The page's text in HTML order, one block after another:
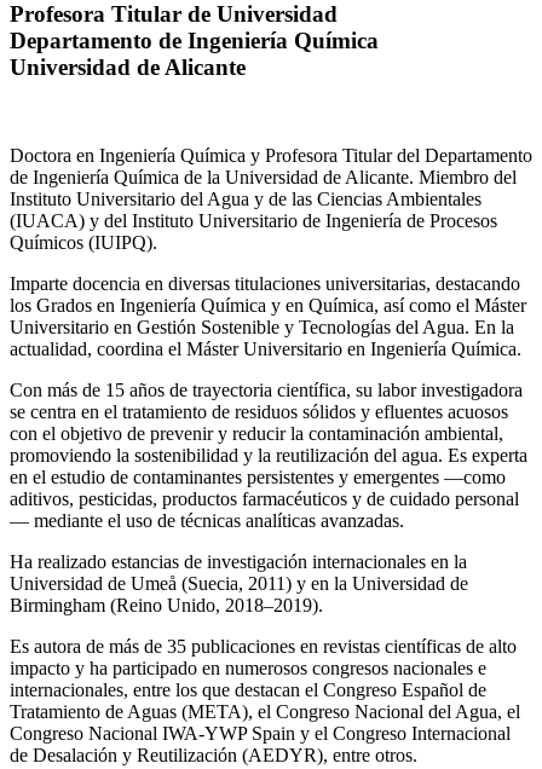
Profesora Titular de Universidad
Departamento de Ingeniería Química
Universidad de Alicante
Doctora en Ingeniería Química y Profesora Titular del Departamento
de Ingeniería Química de la Universidad de Alicante. Miembro del
Instituto Universitario del Agua y de las Ciencias Ambientales
(IUACA) y del Instituto Universitario de Ingeniería de Procesos
Químicos (IUIPQ).
Imparte docencia en diversas titulaciones universitarias, destacando
los Grados en Ingeniería Química y en Química, así como el Máster
Universitario en Gestión Sostenible y Tecnologías del Agua. En la
actualidad, coordina el Máster Universitario en Ingeniería Química.
Con más de 15 años de trayectoria científica, su labor investigadora
se centra en el tratamiento de residuos sólidos y efluentes acuosos
con el objetivo de prevenir y reducir la contaminación ambiental,
promoviendo la sostenibilidad y la reutilización del agua. Es experta
en el estudio de contaminantes persistentes y emergentes —como
aditivos, pesticidas, productos farmacéuticos y de cuidado personal
— mediante el uso de técnicas analíticas avanzadas.
Ha realizado estancias de investigación internacionales en la
Universidad de Umeå (Suecia, 2011) y en la Universidad de
Birmingham (Reino Unido, 2018–2019).
Es autora de más de 35 publicaciones en revistas científicas de alto
impacto y ha participado en numerosos congresos nacionales e
internacionales, entre los que destacan el Congreso Español de
Tratamiento de Aguas (META), el Congreso Nacional del Agua, el
Congreso Nacional IWA‑YWP Spain y el Congreso Internacional
de Desalación y Reutilización (AEDYR), entre otros.